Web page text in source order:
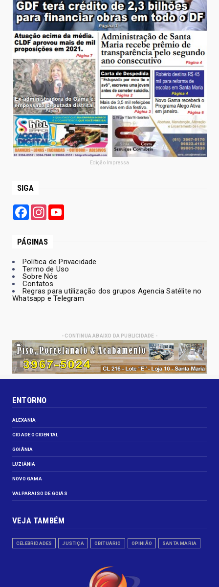
Edição Impressa
SIGA
FacebookInstagram
PÁGINAS
Política de Privacidade
Termo de Uso
Sobre Nós
Contatos
Regras para utilização dos grupos Agencia Satélite no
Whatsapp e Telegram
- CONTINUA ABAIXO DA PUBLICIDADE -
ENTORNO
ALEXANIA
CIDADE OCIDENTAL
GOIÂNIA
LUZIÂNIA
NOVO GAMA
VALPARAISO DE GOIÁS
VEJA TAMBÉM
CELEBRIDADES JUSTIÇA OBITUÁRIO OPINIÃO SANTA MARIA